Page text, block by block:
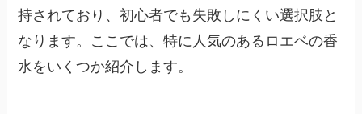
持されており、初心者でも失敗しにくい選択肢と
なります。ここでは、特に人気のあるロエベの香
水をいくつか紹介します。